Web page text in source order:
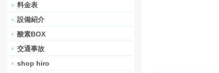
料金表
設備紹介
酸素BOX
交通事故
shop hiro